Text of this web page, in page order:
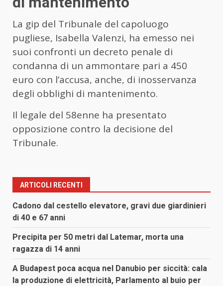
La gip del Tribunale del capoluogo
pugliese, Isabella Valenzi, ha emesso nei
suoi confronti un decreto penale di
condanna di un ammontare pari a 450
euro con l’accusa, anche, di inosservanza
degli obblighi di mantenimento.
Il legale del 58enne ha presentato
opposizione contro la decisione del
Tribunale.
ARTICOLI RECENTI
Cadono dal cestello elevatore, gravi due giardinieri
di 40 e 67 anni
Precipita per 50 metri dal Latemar, morta una
ragazza di 14 anni
A Budapest poca acqua nel Danubio per siccità: cala
la produzione di elettricità, Parlamento al buio per